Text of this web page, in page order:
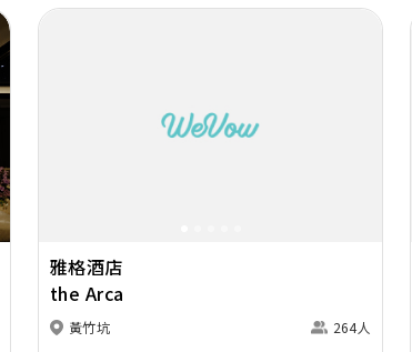
式浪漫情調的「珀翠餐廳」，讓新人能以多元化的頂
雅格酒店
the Arca
黃竹坑 264人